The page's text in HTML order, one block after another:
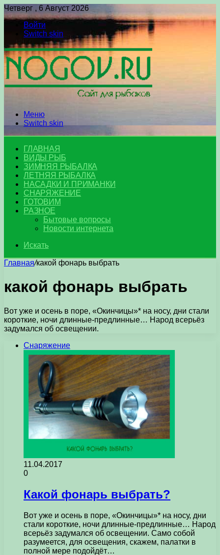
Четверг , 6 Август 2026
Войти
Switch skin
Меню
Switch skin
ГЛАВНАЯ
ВИДЫ РЫБ
ЗИМНЯЯ РЫБАЛКА
ЛЕТНЯЯ РЫБАЛКА
НАСАДКИ И ПРИМАНКИ
СНАРЯЖЕНИЕ
ГОТОВИМ
РАЗНОЕ
Бытовые вопросы
Новости интернета
Искать
Главная/какой фонарь выбрать
какой фонарь выбрать
Вот уже и осень в поре, «Окинчицы»* на носу, дни стали
короткие, ночи длинные-предлинные… Народ всерьёз
задумался об освещении.
Снаряжение
11.04.2017
0
Какой фонарь выбрать?
Вот уже и осень в поре, «Окинчицы»* на носу, дни
стали короткие, ночи длинные-предлинные… Народ
всерьёз задумался об освещении. Само собой
разумеется, для освещения, скажем, палатки в
полной мере подойдёт…